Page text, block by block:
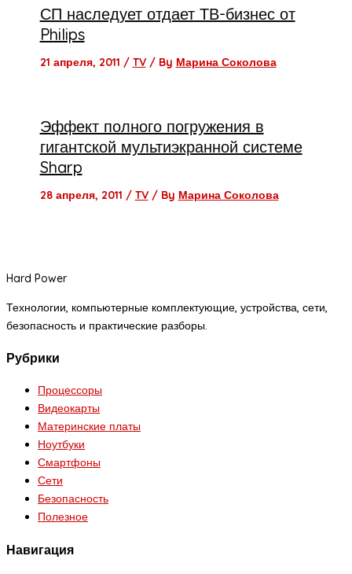
СП наследует отдает ТВ-бизнес от
Philips
21 апреля, 2011 / TV/ By Марина Соколова
Эффект полного погружения в
гигантской мультиэкранной системе
Sharp
28 апреля, 2011 / TV/ By Марина Соколова
Hard Power
Технологии, компьютерные комплектующие, устройства, сети,
безопасность и практические разборы.
Рубрики
Процессоры
Видеокарты
Материнские платы
Ноутбуки
Смартфоны
Сети
Безопасность
Полезное
Навигация